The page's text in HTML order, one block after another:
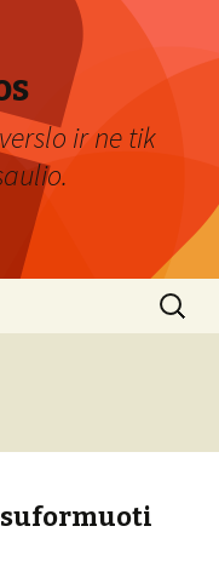
ir ne tik
Ieškoti: